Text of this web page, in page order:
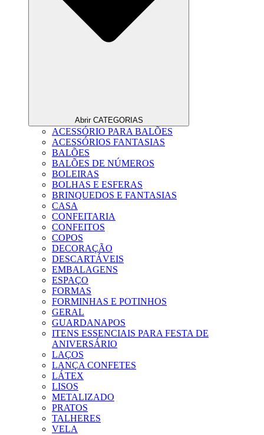
Abrir CATEGORIAS
ACESSÓRIO PARA BALÕES
ACESSÓRIOS FANTASIAS
BALÕES
BALÕES DE NÚMEROS
BOLEIRAS
BOLHAS E ESFERAS
BRINQUEDOS E FANTASIAS
CASA
CONFEITARIA
CONFEITOS
COPOS
DECORAÇÃO
DESCARTÁVEIS
EMBALAGENS
ESPAÇO
FORMAS
FORMINHAS E POTINHOS
GERAL
GUARDANAPOS
ITENS ESSENCIAIS PARA FESTA DE
ANIVERSÁRIO
LAÇOS
LANÇA CONFETES
LÁTEX
LISOS
METALIZADO
PRATOS
TALHERES
VELA